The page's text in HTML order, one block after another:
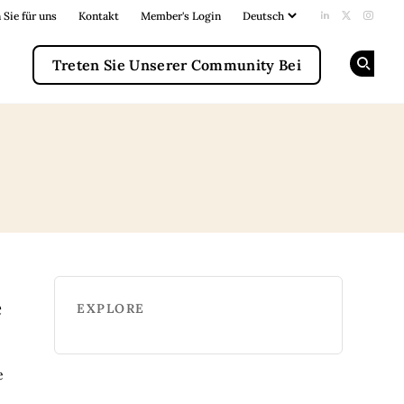
Sie für uns Kontakt Member's Login Add us on
Follow
Treten Sie Unserer Community Bei
EXPLORE